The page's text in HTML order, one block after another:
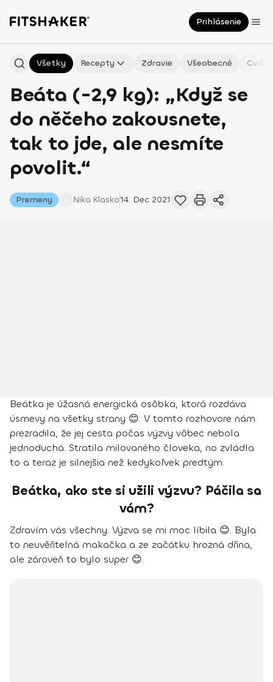
Prihlásenie
Všetky Recepty Zdravie Všeobecné
Beáta (-2,9 kg): „Když se
do něčeho zakousnete,
tak to jde, ale nesmíte
povolit.“
Premeny Nika Klasko14. Dec 2021
Beátka je úžasná energická osôbka, ktorá rozdáva
úsmevy na všetky strany 😊. V tomto rozhovore nám
prezradila, že jej cesta počas výzvy vôbec nebola
jednoduchá. Stratila milovaného človeka, no zvládla
to a teraz je silnejšia než kedykoľvek predtým.
Beátka, ako ste si užili výzvu? Páčila sa
vám?
Zdravím vás všechny. Výzva se mi moc líbila 😊. Byla
to neuvěřitelná makačka a ze začátku hrozná dřina,
ale zároveň to bylo super 😊.